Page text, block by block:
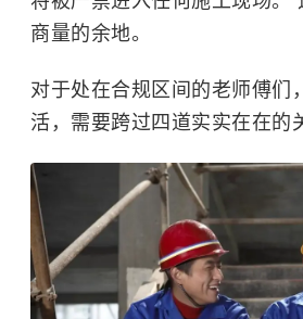
商量的余地。
对于处在合规区间的老师傅们
活，需要跨过四道实实在在的